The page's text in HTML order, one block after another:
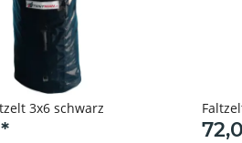
3x6 schwarz
*